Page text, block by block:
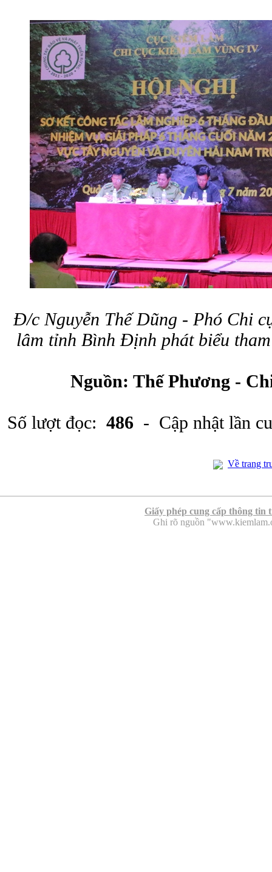
Đ/c Nguyễn Thế Dũng - Phó Chi
lâm tỉnh Bình Định phát biểu
Nguồn: Thế Phương -
Số lượt đọc: 486 - Cập nhật lần
Về trang
Giấy phép cung cấp thông tin
Ghi rõ nguồn